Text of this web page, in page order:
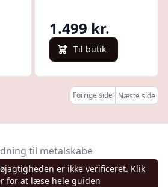
dobbeltdør
justerbar hylde
kontorskab
hjemmekontor
cm sort
1.499 kr.
Til butik
Forrige side Næste side
til metalskabe
er ikke verificeret. Klik
for at læse hele guiden